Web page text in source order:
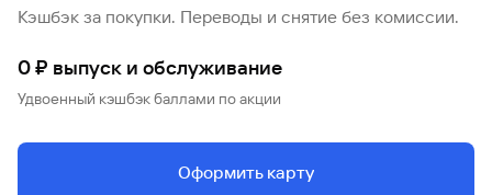
Кэшбэк за покупки. Переводы и снятие без комиссии.
0 ₽ выпуск и обслуживание
Удвоенный кэшбэк баллами по акции
Оформить карту